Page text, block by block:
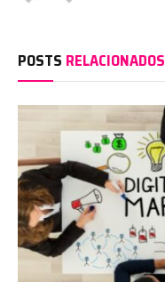
POSTS RELACIONADOS